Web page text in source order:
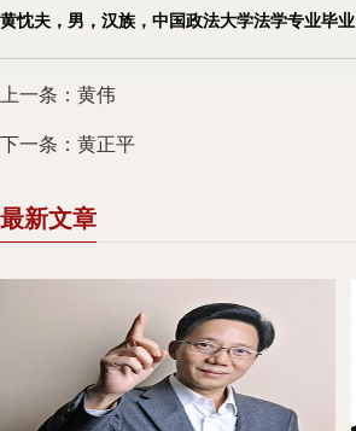
黄忱夫，男，汉族，中国政法大学法学专业毕业
上一条：黄伟
下一条：黄正平
最新文章